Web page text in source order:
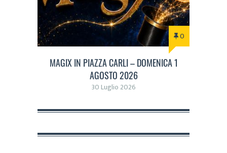
0
MAGIX IN PIAZZA CARLI – DOMENICA 1
AGOSTO 2026
30 Luglio 2026